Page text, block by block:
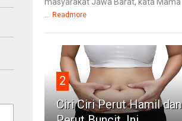
masyarakat Jawa Barat, kata Mama
... Readmore
2
Ciri Ciri Perut Hamil dan